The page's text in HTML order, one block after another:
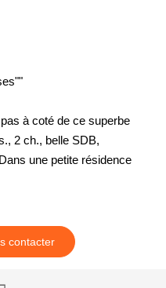
à coté de ce superbe
2 ch., belle SDB,
une petite résidence
contacter